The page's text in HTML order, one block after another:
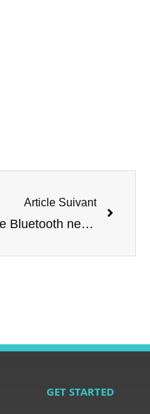
Article Suivant
Le Bluetooth ne fonctionne pas sur mon iPhone, que faire ?
GET STARTED